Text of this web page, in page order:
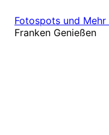
Fotospots und Mehr
Franken Genießen